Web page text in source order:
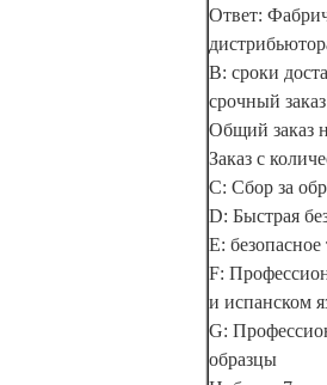
Ответ:
B: сроки
срочный
Общий заказ
Заказ с
C: Сбор за
D: Быстрая
E:
F:
и испанском
G:
образцы